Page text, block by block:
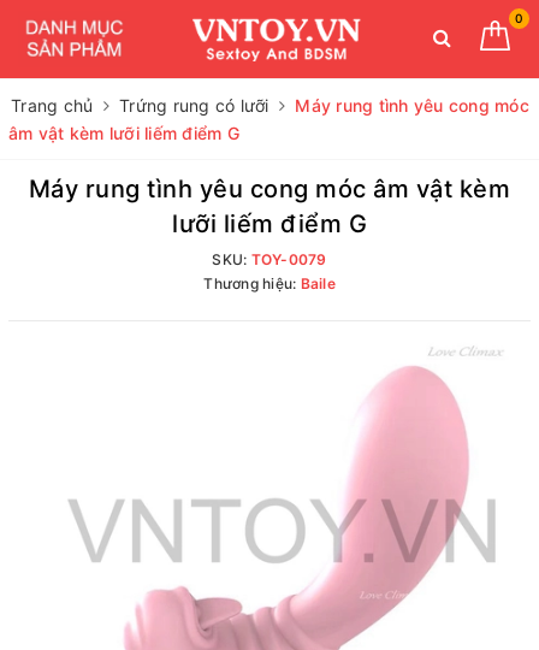
0
Trang chủ Trứng rung có lưỡi
Máy rung tình yêu cong móc
âm vật kèm lưỡi liếm điểm G
Máy rung tình yêu cong móc âm vật kèm
lưỡi liếm điểm G
SKU: TOY-0079
Thương hiệu: Baile